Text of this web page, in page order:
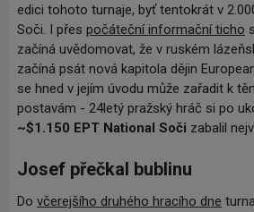
edici tohoto turnaje, byť tentokrát v
Soči. I přes počáteční informační ticho
začíná uvědomovat, že v ruském
začíná psát nová kapitola dějin
se hned v jejím úvodu může zařadit k
postavám - 24letý pražský hráč si po
~$1.150 EPT National Soči zabalil
Josef přečkal bublinu
Do včerejšího druhého hracího dne